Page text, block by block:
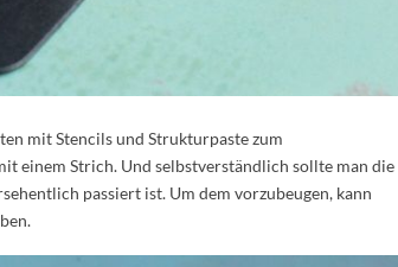
mit Stencils und Strukturpaste zum
einem Strich. Und selbstverständlich sollte man die
passiert ist. Um dem vorzubeugen, kann